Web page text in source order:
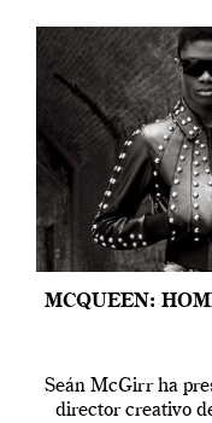
MCQUEEN:
Seán McGirr ha
director creativo